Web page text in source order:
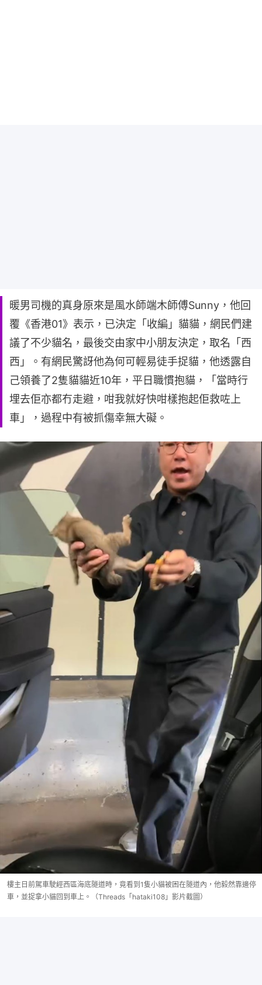
暖男司機的真身原來是風水師端木師傅Sunny，他回
覆《香港01》表示，已決定「收編」貓貓，網民們建
議了不少貓名，最後交由家中小朋友決定，取名「西
西」。有網民驚訝他為何可輕易徒手捉貓，他透露自
己領養了2隻貓貓近10年，平日職慣抱貓，「當時行
埋去佢亦都冇走避，咁我就好快咁樣抱起佢救咗上
車」，過程中有被抓傷幸無大礙。
樓主日前駕車駛經西區海底隧道時，竟看到1隻小貓被困在隧道內，他毅然靠邊停
車，並捉拿小貓回到車上。（Threads「hataki108」影片截圖）